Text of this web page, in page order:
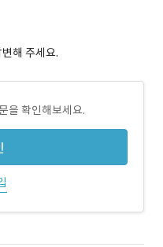
해 주세요.
을 확인해보세요.